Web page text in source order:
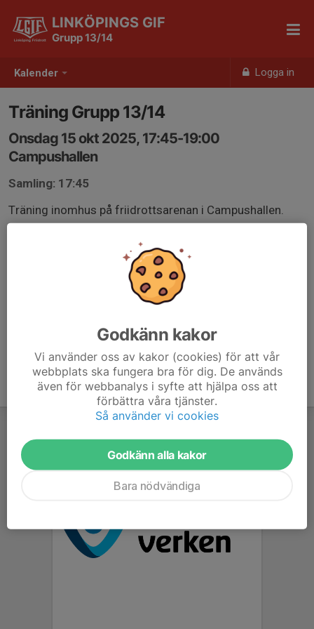
Kalender Logga in
LINKÖPINGS GIF
Grupp 13/14
Träning Grupp 13/14
Onsdag 15 okt 2025, 17:45-19:00
Campushallen
Samling: 17:45
Träning inomhus på friidrottsarenan i Campushallen.
Godkänn kakor
Vi använder oss av kakor (cookies) för att vår
webbplats ska fungera bra för dig. De används
även för webbanalys i syfte att hjälpa oss att
förbättra våra tjänster.
Så använder vi cookies
Godkänn alla kakor
Bara nödvändiga